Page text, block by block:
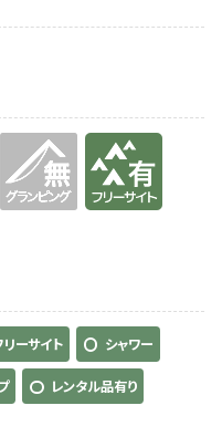
有り
リーサイト シャワー
レンタル品有り